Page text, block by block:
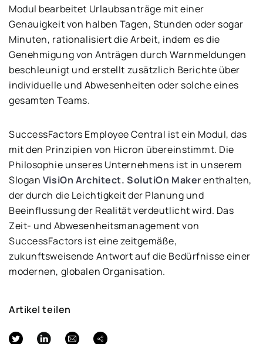
Modul bearbeitet Urlaubsanträge mit einer
Genauigkeit von halben Tagen, Stunden oder sogar
Minuten, rationalisiert die Arbeit, indem es die
Genehmigung von Anträgen durch Warnmeldungen
beschleunigt und erstellt zusätzlich Berichte über
individuelle und Abwesenheiten oder solche eines
gesamten Teams.
SuccessFactors Employee Central ist ein Modul, das
mit den Prinzipien von Hicron übereinstimmt. Die
Philosophie unseres Unternehmens ist in unserem
Slogan VisiOn Architect. SolutiOn Makerenthalten,
der durch die Leichtigkeit der Planung und
Beeinflussung der Realität verdeutlicht wird. Das
Zeit- und Abwesenheitsmanagement von
SuccessFactors ist eine zeitgemäße,
zukunftsweisende Antwort auf die Bedürfnisse einer
modernen, globalen Organisation.
Artikel teilen